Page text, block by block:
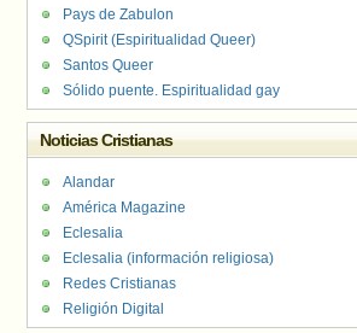
Pays de Zabulon
QSpirit (Espiritualidad Queer)
Santos Queer
Sólido puente. Espiritualidad gay
Noticias Cristianas
Alandar
América Magazine
Eclesalia
Eclesalia (información religiosa)
Redes Cristianas
Religión Digital